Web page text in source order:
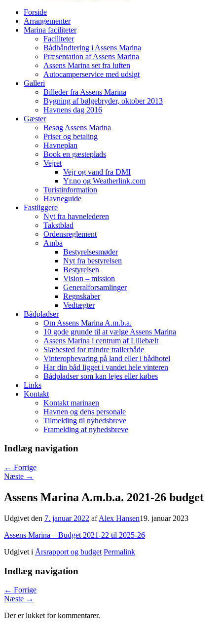
Forside
Arrangementer
Marina faciliteter
Faciliteter
Bådhåndtering i Assens Marina
Præsentation af Assens Marina
Assens Marina set fra luften
Autocamperservice med udsigt
Galleri
Billeder fra Assens Marina
Bygning af bølgebryder, oktober 2013
Havnens dag 2016
Gæster
Besøg Assens Marina
Priser og betaling
Havneplan
Book en gæsteplads
Vejret
Vejr og vand fra DMI
Yr.no og Weatherlink.com
Turistinformation
Havneguide
Fastliggere
Nyt fra havnelederen
Takstblad
Ordensreglement
Amba
Bestyrelsesmøder
Nyt fra bestyrelsen
Bestyrelsen
Vision – mission
Generalforsamlinger
Regnskaber
Vedtægter
Bådpladser
Om Assens Marina A.m.b.a.
10 gode grunde til at vælge Assens Marina
Assens Marina i centrum af Lillebælt
Slæbested for mindre trailerbåde
Vinteropbevaring på land eller i bådhotel
Har din båd ligget i vandet hele vinteren
Bådpladser som kan lejes eller købes
Links
Kontakt
Kontakt marinaen
Havnen og dens personale
Tilmelding til nyhedsbreve
Framelding af nyhedsbreve
Indlæg navigation
← Forrige
Næste →
Assens Marina A.m.b.a. 2021-26 budget
Udgivet den 7. januar 2022 afAlex Hansen19. januar 2023
Assens Marina – Budget 2021-22 til 2025-26
Udgivet i Årsrapport og budget Permalink
Indlæg navigation
← Forrige
Næste →
Der er lukket for kommentarer.